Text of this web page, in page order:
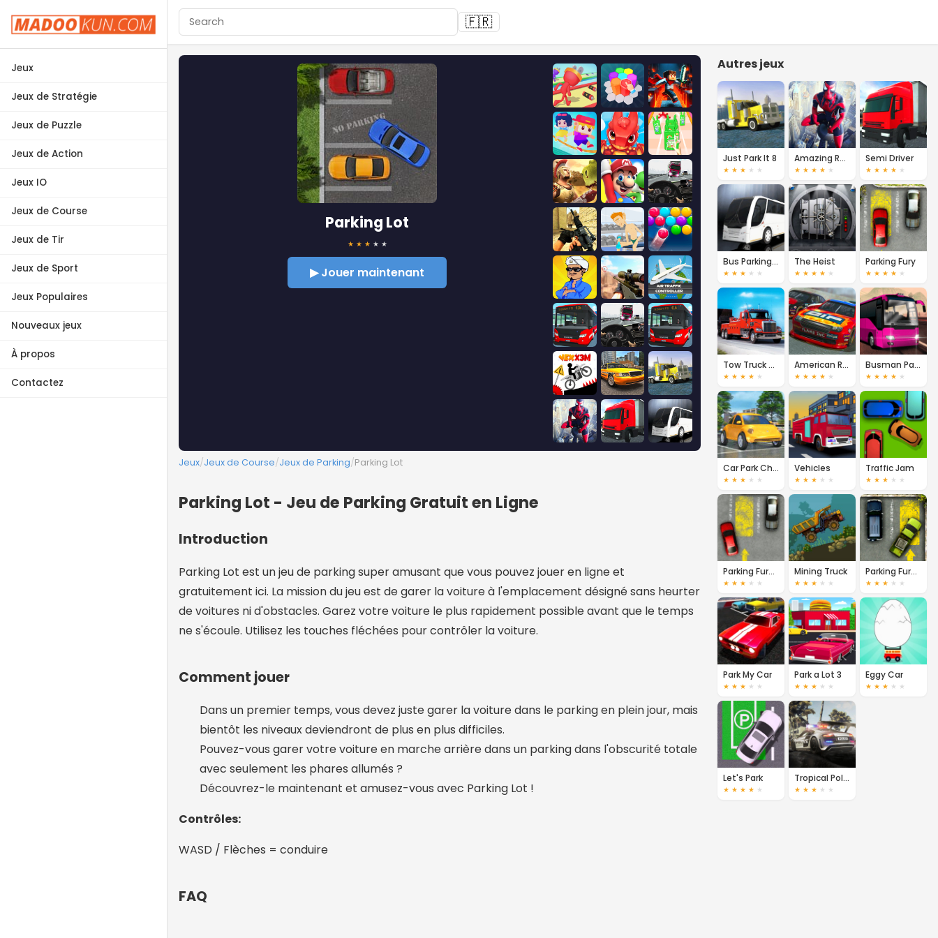
Jeux
Jeux de Stratégie
Jeux de Puzzle
Jeux de Action
Jeux IO
Jeux de Course
Jeux de Tir
Jeux de Sport
Jeux Populaires
Nouveaux jeux
À propos
Contactez
🇫🇷
Parking Lot
★ ★ ★ ★ ★
▶ Jouer maintenant
Jeux/Jeux de Course/Jeux de Parking/Parking Lot
Parking Lot - Jeu de Parking Gratuit en Ligne
Introduction
Parking Lot est un jeu de parking super amusant que vous pouvez jouer en ligne et
gratuitement ici. La mission du jeu est de garer la voiture à l'emplacement désigné sans heurter
de voitures ni d'obstacles. Garez votre voiture le plus rapidement possible avant que le temps
ne s'écoule. Utilisez les touches fléchées pour contrôler la voiture.
Comment jouer
Dans un premier temps, vous devez juste garer la voiture dans le parking en plein jour, mais
bientôt les niveaux deviendront de plus en plus difficiles.
Pouvez-vous garer votre voiture en marche arrière dans un parking dans l'obscurité totale
avec seulement les phares allumés ?
Découvrez-le maintenant et amusez-vous avec Parking Lot !
Contrôles:
WASD / Flèches = conduire
FAQ
Autres jeux
Just Park It 8
★ ★ ★ ★ ★
Amazing Rope Hero
★ ★ ★ ★ ★
Semi Driver
★ ★ ★ ★ ★
Bus Parking 3D
★ ★ ★ ★ ★
The Heist
★ ★ ★ ★ ★
Parking Fury
★ ★ ★ ★ ★
Tow Truck Operator
★ ★ ★ ★ ★
American Racing
★ ★ ★ ★ ★
Busman Parking 3D
★ ★ ★ ★ ★
Car Park Challenge
★ ★ ★ ★ ★
Vehicles
★ ★ ★ ★ ★
Traffic Jam
★ ★ ★ ★ ★
Parking Fury 2
★ ★ ★ ★ ★
Mining Truck
★ ★ ★ ★ ★
Parking Fury 3
★ ★ ★ ★ ★
Park My Car
★ ★ ★ ★ ★
Park a Lot 3
★ ★ ★ ★ ★
Eggy Car
★ ★ ★ ★ ★
Let's Park
★ ★ ★ ★ ★
Tropical Police Parking
★ ★ ★ ★ ★